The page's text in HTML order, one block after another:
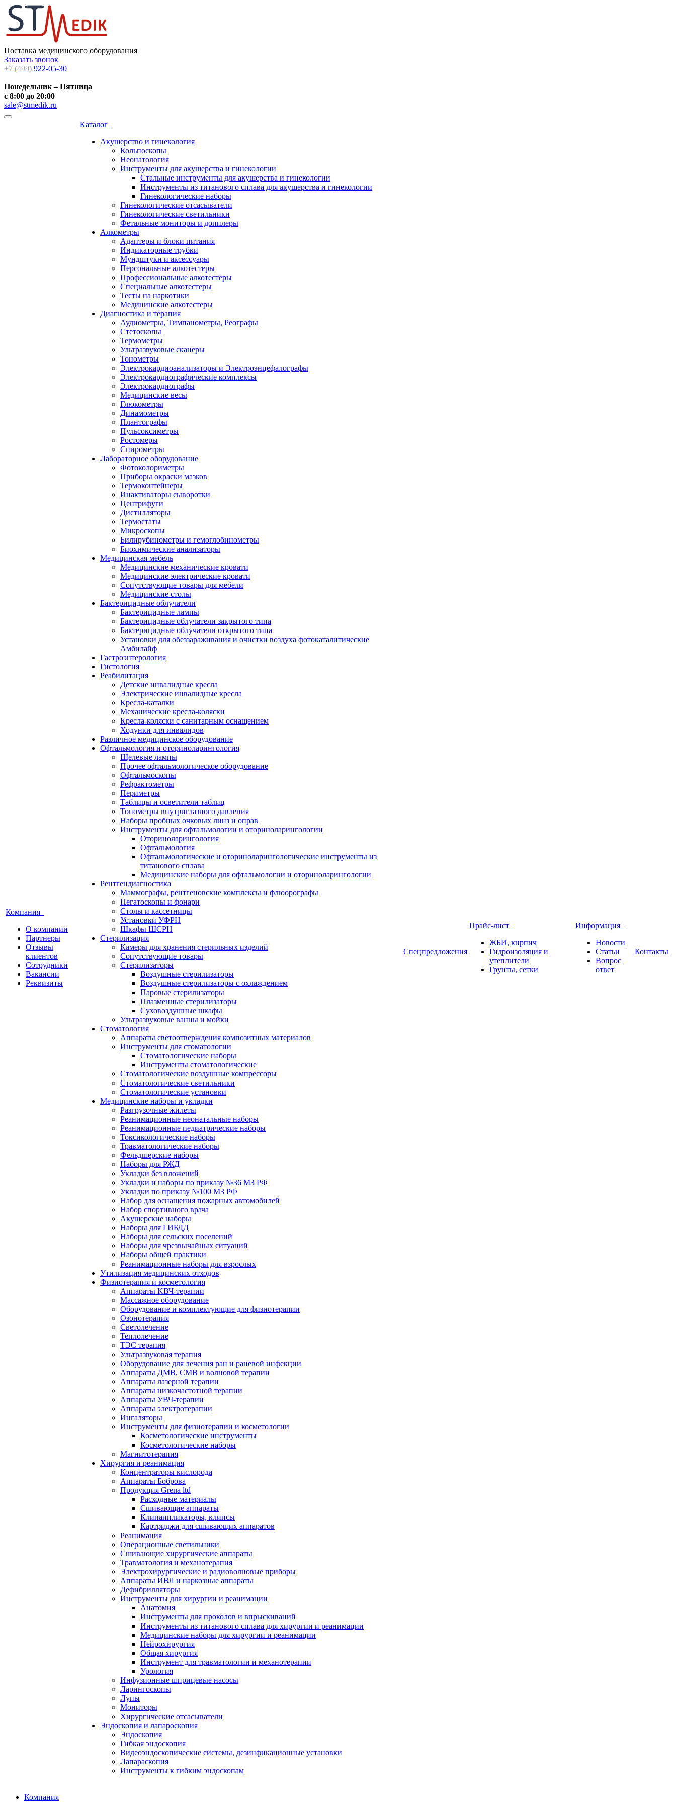
Поставка медицинского оборудования
Заказать звонок
+7 (499) 922-05-30
Понедельник – Пятница
с 8:00 до 20:00
sale@stmedik.ru
Компания
О компании
Партнеры
Отзывы
клиентов
Сотрудники
Вакансии
Реквизиты
Каталог
Акушерство и гинекология
Кольпоскопы
Неонатология
Инструменты для акушерства и гинекологии
Стальные инструменты для акушерства и гинекологии
Инструменты из титанового сплава для акушерства и гинекологии
Гинекологические наборы
Гинекологические отсасыватели
Гинекологические светильники
Фетальные мониторы и допплеры
Алкометры
Адаптеры и блоки питания
Индикаторные трубки
Мундштуки и аксессуары
Персональные алкотестеры
Профессиональные алкотестеры
Специальные алкотестеры
Тесты на наркотики
Медицинские алкотестеры
Диагностика и терапия
Аудиометры, Тимпанометры, Реографы
Стетоскопы
Термометры
Ультразвуковые сканеры
Тонометры
Электрокардиоанализаторы и Электроэнцефалографы
Электрокардиографические комплексы
Электрокардиографы
Медицинские весы
Глюкометры
Динамометры
Плантографы
Пульсоксиметры
Ростомеры
Спирометры
Лабораторное оборудование
Фотоколориметры
Приборы окраски мазков
Термоконтейнеры
Инактиваторы сыворотки
Центрифуги
Дистилляторы
Термостаты
Микроскопы
Билирубинометры и гемоглобинометры
Биохимические анализаторы
Медицинская мебель
Медицинские механические кровати
Медицинские электрические кровати
Сопутствующие товары для мебели
Медицинские столы
Бактерицидные облучатели
Бактерицидные лампы
Бактерицидные облучатели закрытого типа
Бактерицидные облучатели открытого типа
Установки для обеззараживания и очистки воздуха фотокаталитические
Амбилайф
Гастроэнтерология
Гистология
Реабилитация
Детские инвалидные кресла
Электрические инвалидные кресла
Кресла-каталки
Механические кресла-коляски
Кресла-коляски с санитарным оснащением
Ходунки для инвалидов
Различное медицинское оборудование
Офтальмология и оториноларингология
Щелевые лампы
Прочее офтальмологическое оборудование
Офтальмоскопы
Рефрактометры
Периметры
Таблицы и осветители таблиц
Тонометры внутриглазного давления
Наборы пробных очковых линз и оправ
Инструменты для офтальмологии и оториноларингологии
Оториноларингология
Офтальмология
Офтальмологические и оториноларингологические инструменты из
титанового сплава
Медицинские наборы для офтальмологии и оториноларингологии
Рентгендиагностика
Маммографы, рентгеновские комплексы и флюорографы
Негатоскопы и фонари
Столы и кассетницы
Установки УФРН
Шкафы ШСРН
Стерилизация
Камеры для хранения стерильных изделий
Сопутствующие товары
Стерилизаторы
Воздушные стерилизаторы
Воздушные стерилизаторы с охлаждением
Паровые стерилизаторы
Плазменные стерилизаторы
Суховоздушные шкафы
Ультразвуковые ванны и мойки
Стоматология
Аппараты светоотверждения композитных материалов
Инструменты для стоматологии
Стоматологические наборы
Инструменты стоматологические
Стоматологические воздушные компрессоры
Стоматологические светильники
Стоматологические установки
Медицинские наборы и укладки
Разгрузочные жилеты
Реанимационные неонатальные наборы
Реанимационные педиатрические наборы
Токсикологические наборы
Травматологические наборы
Фельдшерские наборы
Наборы для РЖД
Укладки без вложений
Укладки и наборы по приказу №36 МЗ РФ
Укладки по приказу №100 МЗ РФ
Набор для оснащения пожарных автомобилей
Набор спортивного врача
Акушерские наборы
Наборы для ГИБДД
Наборы для сельских поселений
Наборы для чрезвычайных ситуаций
Наборы общей практики
Реанимационные наборы для взрослых
Утилизация медицинских отходов
Физиотерапия и косметология
Аппараты KВЧ-терапии
Массажное оборудование
Оборудование и комплектующие для физиотерапии
Озонотерапия
Светолечение
Теплолечение
ТЭС терапия
Ультразвуковая терапия
Оборудование для лечения ран и раневой инфекции
Аппараты ДМВ, СМВ и волновой терапии
Аппараты лазерной терапии
Аппараты низкочастотной терапии
Аппараты УВЧ-терапии
Аппараты электротерапии
Ингаляторы
Инструменты для физиотерапии и косметологии
Косметологические инструменты
Косметологические наборы
Магнитотерапия
Хирургия и реанимация
Концентраторы кислорода
Аппараты Боброва
Продукция Grena ltd
Расходные материалы
Сшивающие аппараты
Клипаппликаторы, клипсы
Картриджи для сшивающих аппаратов
Реанимация
Операционные светильники
Сшивающие хирургические аппараты
Травматология и механотерапия
Электрохирургические и радиоволновые приборы
Аппараты ИВЛ и наркозные аппараты
Дефибрилляторы
Инструменты для хирургии и реанимации
Анатомия
Инструменты для проколов и впрыскиваний
Инструменты из титанового сплава для хирургии и реанимации
Медицинские наборы для хирургии и реанимации
Нейрохирургия
Общая хирургия
Инструмент для травматологии и механотерапии
Урология
Инфузионные шприцевые насосы
Ларингоскопы
Лупы
Мониторы
Хирургические отсасыватели
Эндоскопия и лапароскопия
Эндоскопия
Гибкая эндоскопия
Видеоэндоскопические системы, дезинфикационные установки
Лапараскопия
Инструменты к гибким эндоскопам
Спецпредложения
Прайс-лист
ЖБИ, кирпич
Гидроизоляция и
утеплители
Грунты, сетки
Информация
Новости
Статьи
Вопрос
ответ
Контакты
Компания